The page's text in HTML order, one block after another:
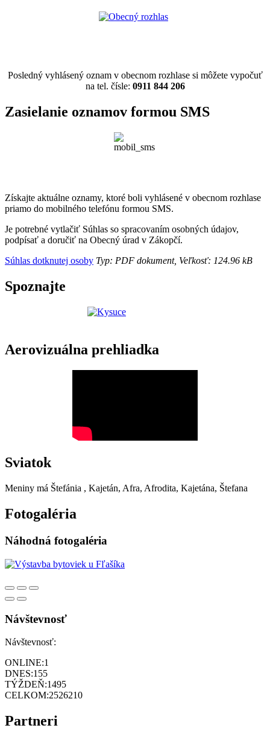
Posledný vyhlásený oznam v obecnom rozhlase si môžete vypočuť
na tel. čísle: 0911 844 206
Zasielanie oznamov formou SMS
Získajte aktuálne oznamy, ktoré boli vyhlásené v obecnom rozhlase
priamo do mobilného telefónu formou SMS.
Je potrebné vytlačiť Súhlas so spracovaním osobných údajov,
podpísať a doručiť na Obecný úrad v Zákopčí.
Súhlas dotknutej osoby Typ: PDF dokument, Veľkosť: 124.96 kB
Spoznajte
Aerovizuálna prehliadka
Sviatok
Meniny má Štefánia , Kajetán, Afra, Afrodita, Kajetána, Štefana
Fotogaléria
Náhodná fotogaléria
Návštevnosť
Návštevnosť:
ONLINE:1
DNES:155
TÝŽDEŇ:1495
CELKOM:2526210
Partneri